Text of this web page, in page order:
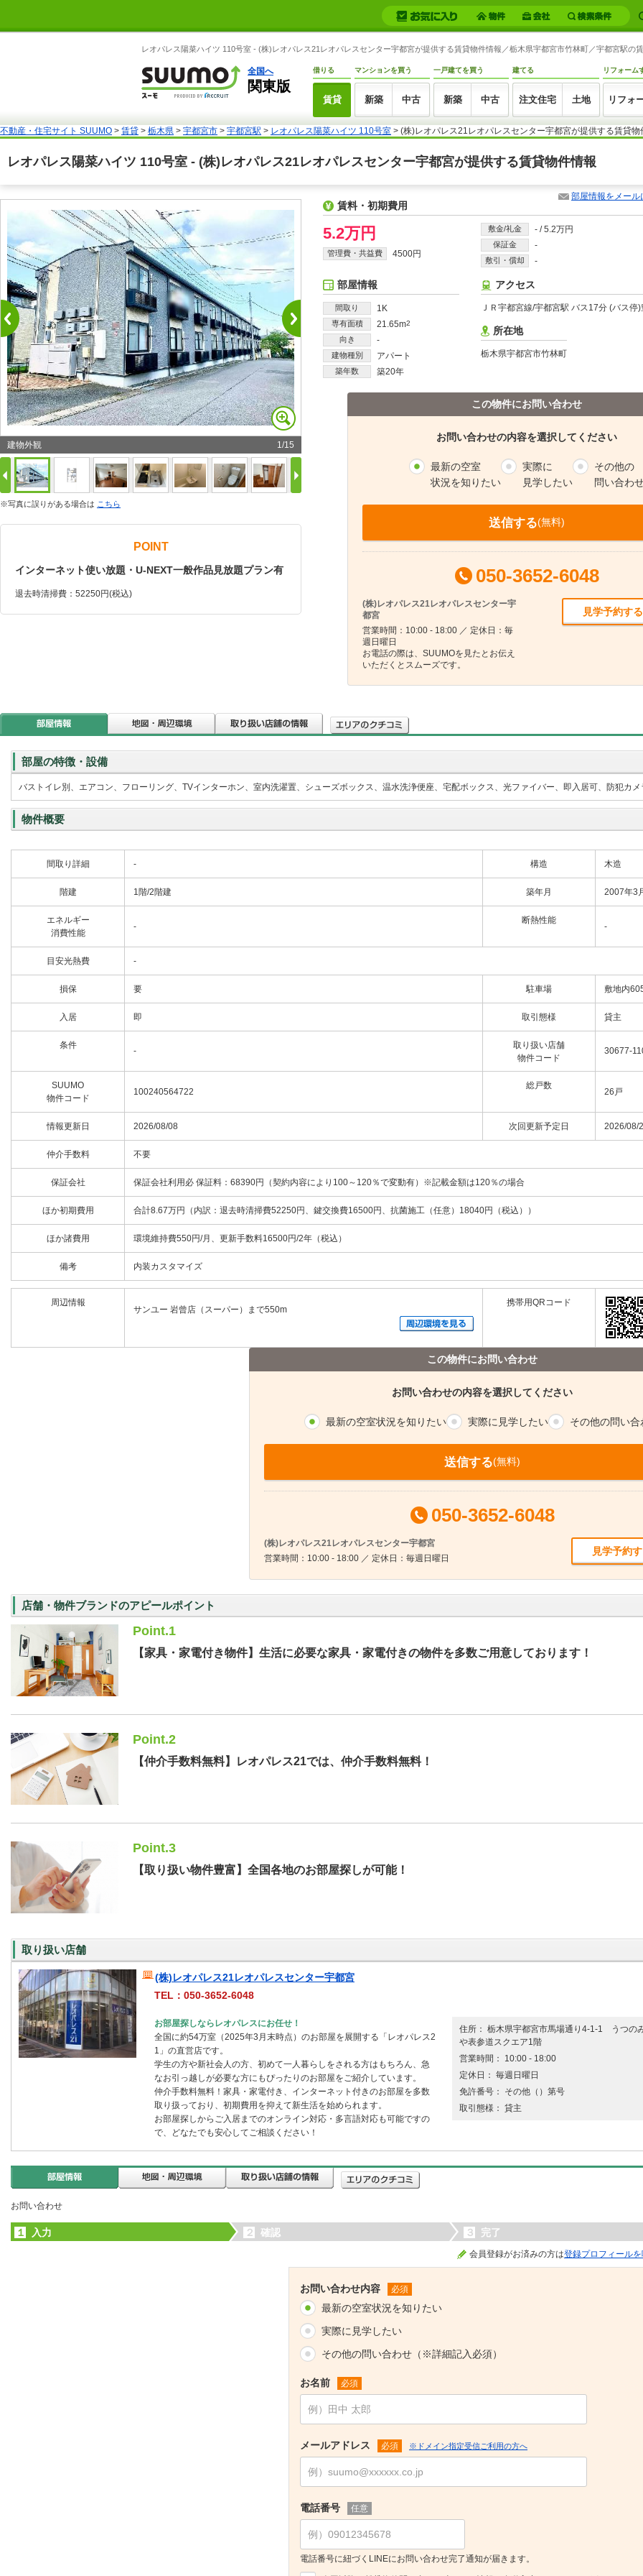
レオパレス陽菜ハイツ 110号室 - (株)レオパレス21レオパレスセンター宇都宮が提供する賃貸物件情報／栃木県宇都宮市竹林町／宇都宮駅の
全国へ
関東版
借りる
賃貸
マンションを買う
新築 中古
一戸建てを買う
新築 中古
建てる
注文住宅 土地
リフォーム
リフォ
不動産・住宅サイト SUUMO > 賃貸 > 栃木県 > 宇都宮市 > 宇都宮駅 > レオパレス陽菜ハイツ 110号室 > (株)レオパレス21レオパレスセンター宇都宮が提供する賃貸物
レオパレス陽菜ハイツ 110号室 - (株)レオパレス21レオパレスセンター宇都宮が提供する賃貸物件情報
建物外観 1/15
※写真に誤りがある場合は こちら
POINT
インターネット使い放題・U-NEXT一般作品見放題プラン有
退去時清掃費：52250円(税込)
部屋情報をメール
賃料・初期費用
5.2万円
管理費・共益費 4500円
敷金/礼金 - /5.2万円
保証金 -
敷引・償却 -
部屋情報
間取り 1K
専有面積 21.65m2
向き -
建物種別 アパート
築年数 築20年
アクセス
ＪＲ宇都宮線/宇都宮駅 バス17分 (バス停
所在地
栃木県宇都宮市竹林町
この物件にお問い合わせ
お問い合わせの内容を選択してください
最新の空室
状況を知りたい
実際に
見学したい
その他の
問い合わ
送信する(無料)
050-3652-6048
(株)レオパレス21レオパレスセンター宇
都宮
営業時間：10:00 - 18:00 ／ 定休日：毎
週日曜日
お電話の際は、SUUMOを見たとお伝え
いただくとスムーズです。
見学予約する
部屋の特徴・設備
バストイレ別、エアコン、フローリング、TVインターホン、室内洗濯置、シューズボックス、温水洗浄便座、宅配ボックス、光ファイバー、即入居可、防犯カ
物件概要
間取り詳細 - 構造 木造
階建 1階/2階建 築年月 2007年3
エネルギー
消費性能
-
断熱性能
-
目安光熱費 -
損保 要 駐車場 敷地内
入居 即 取引態様 貸主
条件
-
取り扱い店舗
物件コード
30677-
SUUMO
物件コード
100240564722
総戸数
26戸
情報更新日 2026/08/08 次回更新予定日 2026/08/
仲介手数料 不要
保証会社 保証会社利用必 保証料：68390円（契約内容により100～120％で変動有）※記載金額は120％の場合
ほか初期費用 合計8.67万円（内訳：退去時清掃費52250円、鍵交換費16500円、抗菌施工（任意）18040円（税込））
ほか諸費用 環境維持費550円/月、更新手数料16500円/2年（税込）
備考 内装カスタマイズ
周辺情報
サンユー 岩曾店（スーパー）まで550m
携帯用QRコード
この物件にお問い合わせ
お問い合わせの内容を選択してください
最新の空室状況を知りたい 実際に 見学したい その他の問い合
送信する(無料)
050-3652-6048
(株)レオパレス21レオパレスセンター宇都宮
営業時間：10:00 - 18:00 ／ 定休日：毎週日曜日
見学予約
店舗・物件ブランドのアピールポイント
Point.1
【家具・家電付き物件】生活に必要な家具・家電付きの物件を多数ご用意しております！
Point.2
【仲介手数料無料】レオパレス21では、仲介手数料無料！
Point.3
【取り扱い物件豊富】全国各地のお部屋探しが可能！
取り扱い店舗
(株)レオパレス21レオパレスセンター宇都宮
TEL：050-3652-6048
お部屋探しならレオパレスにお任せ！
全国に約54万室（2025年3月末時点）のお部屋を展開する「レオパレス2
1」の直営店です。
学生の方や新社会人の方、初めて一人暮らしをされる方はもちろん、急
なお引っ越しが必要な方にもぴったりのお部屋をご紹介しています。
仲介手数料無料！家具・家電付き、インターネット付きのお部屋を多数
取り扱っており、初期費用を抑えて新生活を始められます。
お部屋探しからご入居までのオンライン対応・多言語対応も可能ですの
で、どなたでも安心してご相談ください！
住所： 栃木県宇都宮市馬場通り4-1-1 うつの
や表参道スクエア1階
営業時間： 10:00 - 18:00
定休日： 毎週日曜日
免許番号： その他（）第号
取引態様： 貸主
お問い合わせ
１ 入力 ２ 確認 ３ 完了
会員登録がお済みの方は登録プロフィールを
お問い合わせ内容 必須
最新の空室状況を知りたい
実際に見学したい
その他の問い合わせ（※詳細記入必須）
お名前 必須
メールアドレス 必須 ※ドメイン指定受信ご利用の方へ
電話番号 任意
電話番号に紐づくLINEにお問い合わせ完了通知が届きます。